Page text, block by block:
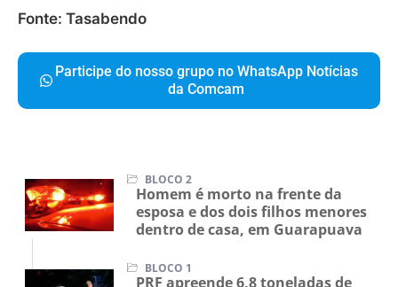
Fonte: Tasabendo
Participe do nosso grupo no WhatsApp Notícias
da Comcam
BLOCO 2
Homem é morto na frente da
esposa e dos dois filhos menores
dentro de casa, em Guarapuava
BLOCO 1
PRF apreende 6,8 toneladas de